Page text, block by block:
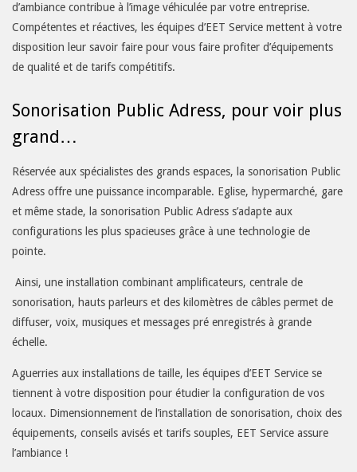
d’ambiance contribue à l’image véhiculée par votre entreprise.
Compétentes et réactives, les équipes d’EET Service mettent à votre
disposition leur savoir faire pour vous faire profiter d’équipements
de qualité et de tarifs compétitifs.
Sonorisation Public Adress, pour voir plus
grand…
Réservée aux spécialistes des grands espaces, la sonorisation Public
Adress offre une puissance incomparable. Eglise, hypermarché, gare
et même stade, la sonorisation Public Adress s’adapte aux
configurations les plus spacieuses grâce à une technologie de
pointe.
Ainsi, une installation combinant amplificateurs, centrale de
sonorisation, hauts parleurs et des kilomètres de câbles permet de
diffuser, voix, musiques et messages pré enregistrés à grande
échelle.
Aguerries aux installations de taille, les équipes d’EET Service se
tiennent à votre disposition pour étudier la configuration de vos
locaux. Dimensionnement de l’installation de sonorisation, choix des
équipements, conseils avisés et tarifs souples, EET Service assure
l’ambiance !